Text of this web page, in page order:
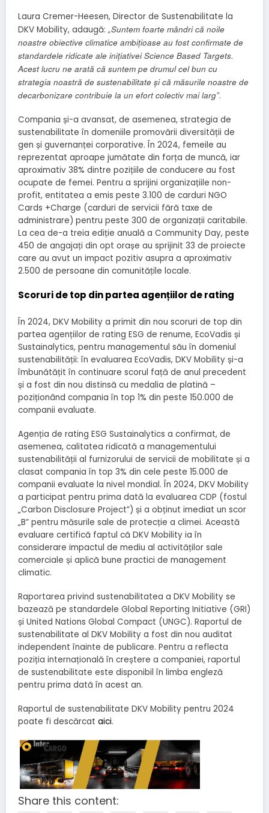
Laura Cremer-Heesen, Director de Sustenabilitate la
DKV Mobility, adaugă: „Suntem foarte mândri că noile
noastre obiective climatice ambițioase au fost confirmate de
standardele ridicate ale inițiativei Science Based Targets.
Acest lucru ne arată că suntem pe drumul cel bun cu
strategia noastră de sustenabilitate și că măsurile noastre de
decarbonizare contribuie la un efort colectiv mai larg”.
Compania și-a avansat, de asemenea, strategia de
sustenabilitate în domeniile promovării diversității de
gen și guvernanței corporative. În 2024, femeile au
reprezentat aproape jumătate din forța de muncă, iar
aproximativ 38% dintre pozițiile de conducere au fost
ocupate de femei. Pentru a sprijini organizațiile non-
profit, entitatea a emis peste 3.100 de carduri NGO
Cards +Charge (carduri de servicii fără taxe de
administrare) pentru peste 300 de organizații caritabile.
La cea de-a treia ediție anuală a Community Day, peste
450 de angajați din opt orașe au sprijinit 33 de proiecte
care au avut un impact pozitiv asupra a aproximativ
2.500 de persoane din comunitățile locale.
Scoruri de top din partea agențiilor de rating
În 2024, DKV Mobility a primit din nou scoruri de top din
partea agențiilor de rating ESG de renume, EcoVadis și
Sustainalytics, pentru managementul său în domeniul
sustenabilității: în evaluarea EcoVadis, DKV Mobility și-a
îmbunătățit în continuare scorul față de anul precedent
și a fost din nou distinsă cu medalia de platină –
poziționând compania în top 1% din peste 150.000 de
companii evaluate.
Agenția de rating ESG Sustainalytics a confirmat, de
asemenea, calitatea ridicată a managementului
sustenabilității al furnizorului de servicii de mobilitate și a
clasat compania în top 3% din cele peste 15.000 de
companii evaluate la nivel mondial. În 2024, DKV Mobility
a participat pentru prima dată la evaluarea CDP (fostul
„Carbon Disclosure Project”) și a obținut imediat un scor
„B” pentru măsurile sale de protecție a climei. Această
evaluare certifică faptul că DKV Mobility ia în
considerare impactul de mediu al activităților sale
comerciale și aplică bune practici de management
climatic.
Raportarea privind sustenabilitatea a DKV Mobility se
bazează pe standardele Global Reporting Initiative (GRI)
și United Nations Global Compact (UNGC). Raportul de
sustenabilitate al DKV Mobility a fost din nou auditat
independent înainte de publicare. Pentru a reflecta
poziția internațională în creștere a companiei, raportul
de sustenabilitate este disponibil în limba engleză
pentru prima dată în acest an.
Raportul de sustenabilitate DKV Mobility pentru 2024
poate fi descărcat aici.
Share this content: